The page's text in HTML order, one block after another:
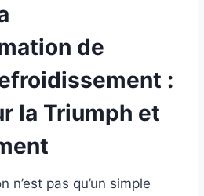
de
:
la Triumph et
n’est pas qu’un simple